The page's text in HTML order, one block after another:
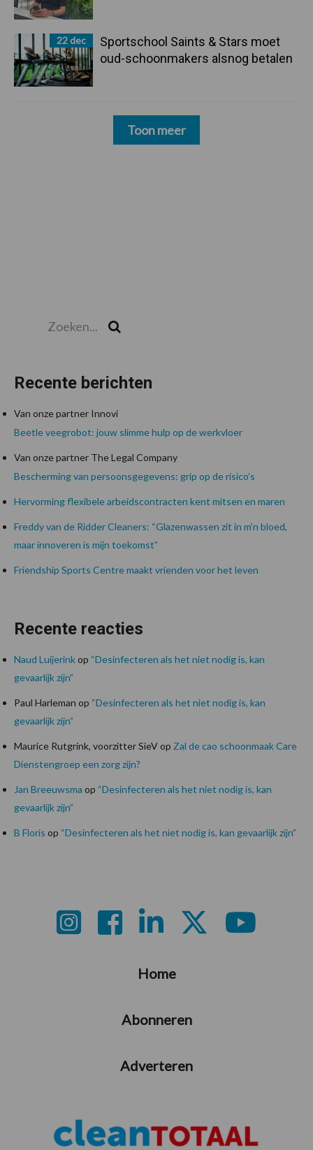
22 dec
Sportschool Saints & Stars moet
oud-schoonmakers alsnog betalen
Toon meer
Recente berichten
Van onze partner Innovi
Beetle veegrobot: jouw slimme hulp op de werkvloer
Van onze partner The Legal Company
Bescherming van persoonsgegevens: grip op de risico’s
Hervorming flexibele arbeidscontracten kent mitsen en maren
Freddy van de Ridder Cleaners: “Glazenwassen zit in m’n bloed,
maar innoveren is mijn toekomst”
Friendship Sports Centre maakt vrienden voor het leven
Recente reacties
Naud Luijerinkop “Desinfecteren als het niet nodig is, kan
gevaarlijk zijn”
Paul Harleman op “Desinfecteren als het niet nodig is, kan
gevaarlijk zijn”
Maurice Rutgrink, voorzitter SieVop Zal de cao schoonmaak Care
Dienstengroep een zorg zijn?
Jan Breeuwsma op “Desinfecteren als het niet nodig is, kan
gevaarlijk zijn”
B Floris op “Desinfecteren als het niet nodig is, kan gevaarlijk zijn”
Home
Abonneren
Adverteren